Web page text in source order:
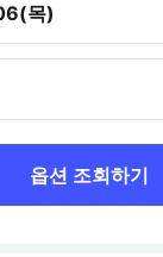
목)
옵션 조회하기